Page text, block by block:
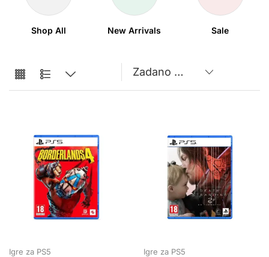
Shop All New Arrivals Sale
Igre za PS5 Igre za PS5